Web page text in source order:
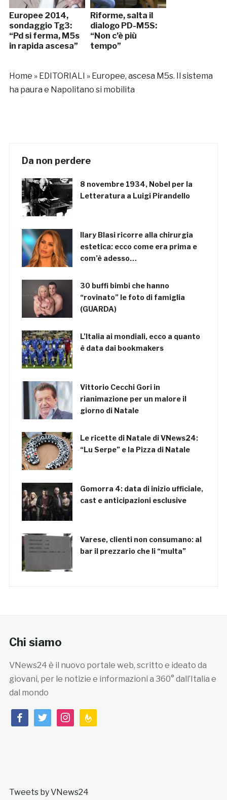
Europee 2014,
sondaggio Tg3:
“Pd si ferma, M5s
in rapida ascesa”
Riforme, salta il
dialogo PD-M5S:
“Non c’è più
tempo”
Home » EDITORIALI » Europee, ascesa M5s. Il sistema
ha paura e Napolitano si mobilita
Da non perdere
8 novembre 1934, Nobel per la
Letteratura a Luigi Pirandello
Ilary Blasi ricorre alla chirurgia
estetica: ecco come era prima e
com’è adesso…
30 buffi bimbi che hanno
“rovinato” le foto di famiglia
(GUARDA)
L’Italia ai mondiali, ecco a quanto
è data dai bookmakers
Vittorio Cecchi Gori in
rianimazione per un malore il
giorno di Natale
Le ricette di Natale di VNews24:
“Lu Serpe” e la Pizza di Natale
Gomorra 4: data di inizio ufficiale,
cast e anticipazioni esclusive
Varese, clienti non consumano: al
bar il prezzario che li “multa”
Chi siamo
VNews24 è il nuovo portale web, scritto e ideato da
giovani, per le notizie e informazioni a 360° dall’Italia e
dal mondo
facebooktwitterinstagramfeedburner
Tweets by VNews24